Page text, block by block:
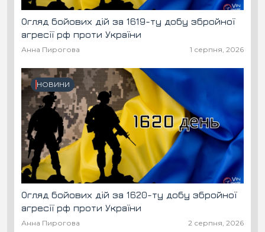
Огляд бойових дій за 1619-ту добу збройної
агресії рф проти України
Анна Пирогова 1 серпня, 2026
НОВИНИ
Огляд бойових дій за 1620-ту добу збройної
агресії рф проти України
Анна Пирогова 2 серпня, 2026